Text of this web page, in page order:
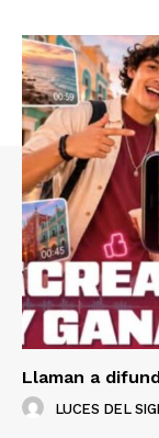
Llaman a
LUCES DEL